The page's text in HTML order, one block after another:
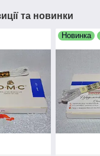
та новинки
Новинка